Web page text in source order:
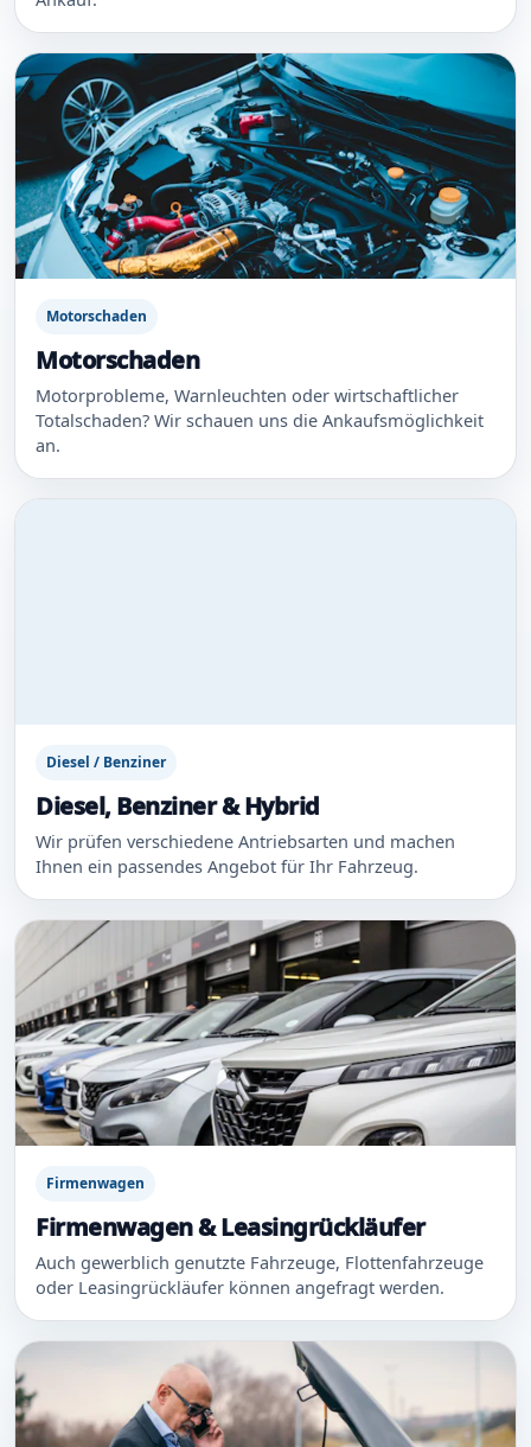
Motorschaden
Motorschaden
Motorprobleme, Warnleuchten oder wirtschaftlicher
Totalschaden? Wir schauen uns die Ankaufsmöglichkeit
an.
Diesel / Benziner
Diesel, Benziner & Hybrid
Wir prüfen verschiedene Antriebsarten und machen
Ihnen ein passendes Angebot für Ihr Fahrzeug.
Firmenwagen
Firmenwagen & Leasingrückläufer
Auch gewerblich genutzte Fahrzeuge, Flottenfahrzeuge
oder Leasingrückläufer können angefragt werden.